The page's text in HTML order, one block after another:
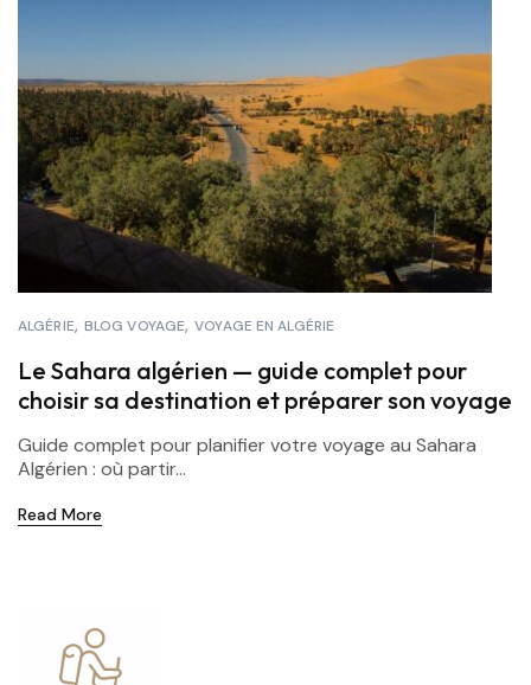
ALGÉRIE BLOG VOYAGE VOYAGE EN ALGÉRIE
Le Sahara algérien — guide complet pour
choisir sa destination et préparer son voyage
Guide complet pour planifier votre voyage au Sahara
Algérien : où partir...
Read More